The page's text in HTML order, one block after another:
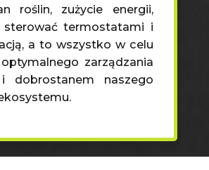
roślin, zużycie energii,
sterować termostatami i
a to wszystko w celu
zarządzania
dobrostanem naszego